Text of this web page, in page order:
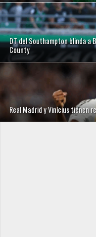
DT del Southampton blinda
County
Real Madrid y Vinícius tienen